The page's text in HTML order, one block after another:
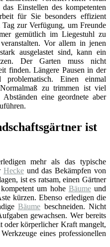
Einstellen des kompetenten
für Sie besonders effizient
zur Verfügung, um Freunde
gemütlich im Liegestuhl zu
Vor allem in jenen
ausgelastet sind, kann ein
Der Garten muss nicht
finden. Längere Pausen in der
Einen einmal
zu trimmen ist viel
eine geordnete aber
ist
mehr als das typische
Heckeund das Bekämpfen von
ist es ratsam, einen Gärtner
um hohe Bäumeund
kürzen. Ebenso erledigen die
Bäume beschneiden. Nicht
gewachsen. Wer bereits
oder körperlicher Kraft mangelt,
eines professionellen